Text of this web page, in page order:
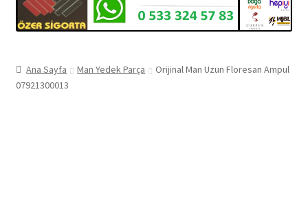
Ana Sayfa Man Yedek Parça
Orijinal Man Uzun Floresan Ampul
07921300013